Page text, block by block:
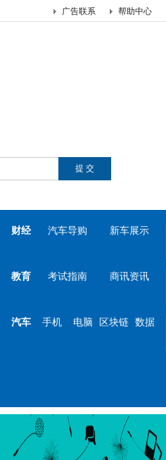
帮助中心
广告联系
财经 汽车导购 新车展示
教育 考试指南 商讯资讯
汽车 手机 电脑 区块链 数据